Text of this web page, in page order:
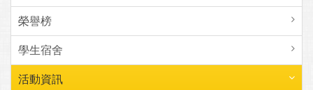
榮譽榜
學生宿舍
活動資訊